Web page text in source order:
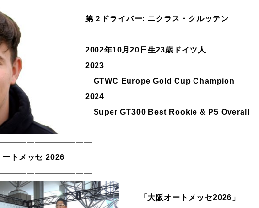
第２ドライバー: ニクラス・クルッテン
2002年10月20日生23歳ドイツ人
2023
GTWC Europe Gold Cup Champion
2024
Super GT300 Best Rookie & P5 Overall
トメッセ 2026
「大阪オートメッセ2026」